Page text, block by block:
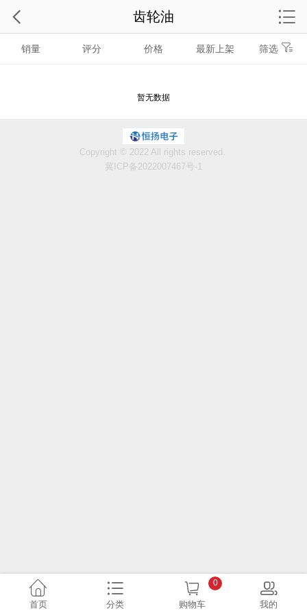
销量 评分 价格 最新上架 筛选
暂无数据
齿轮油
Copyright © 2022 All rights reserved.
冀ICP备2022007467号-1
首页 分类 购物车
0
我的